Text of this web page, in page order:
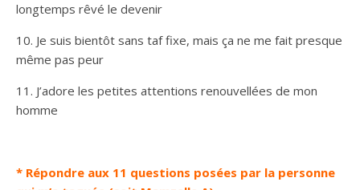
longtemps rêvé le devenir
10. Je suis bientôt sans taf fixe, mais ça ne me fait presque
même pas peur
11. J’adore les petites attentions renouvellées de mon
homme
* Répondre aux 11 questions posées par la personne